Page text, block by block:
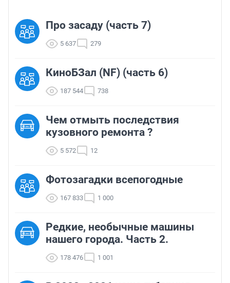
Про засаду (часть 7)
5 637 279
КиноБЗал (NF) (часть 6)
187 544 738
Чем отмыть последствия
кузовного ремонта ?
5 572 12
Фотозагадки всепогодные
167 833 1 000
Редкие, необычные машины
нашего города. Часть 2.
178 476 1 001